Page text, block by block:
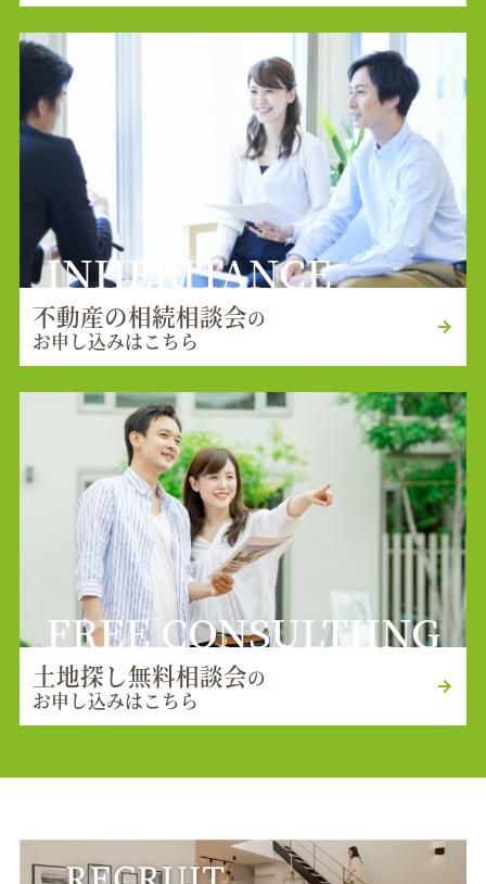
INHERITANCE
不動産の相続相談会の
お申し込みはこちら
FREE CONSULTIING
土地探し無料相談会の
お申し込みはこちら